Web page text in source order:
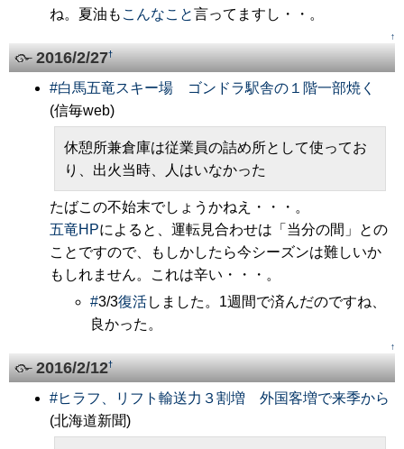
ね。夏油も こんなこと言ってますし・・。
↑
2016/2/27†
#白馬五竜スキー場 ゴンドラ駅舎の１階一部焼く
(信毎web)
休憩所兼倉庫は従業員の詰め所として使ってお
り、出火当時、人はいなかった
たばこの不始末でしょうかねえ・・・。
五竜HPによると、運転見合わせは「当分の間」との
ことですので、もしかしたら今シーズンは難しいか
もしれません。これは辛い・・・。
#3/3復活しました。1週間で済んだのですね、
良かった。
↑
2016/2/12†
#ヒラフ、リフト輸送力３割増 外国客増で来季から
(北海道新聞)